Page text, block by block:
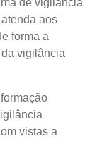
aos
forma a
vigilância
vistas a